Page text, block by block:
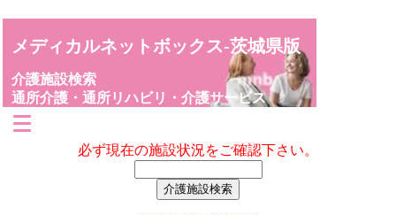
メディカルネットボックス-茨城県版
介護施設検索
通所介護・通所リハビリ・介護サービス
必ず現在の施設状況をご確認下さい。